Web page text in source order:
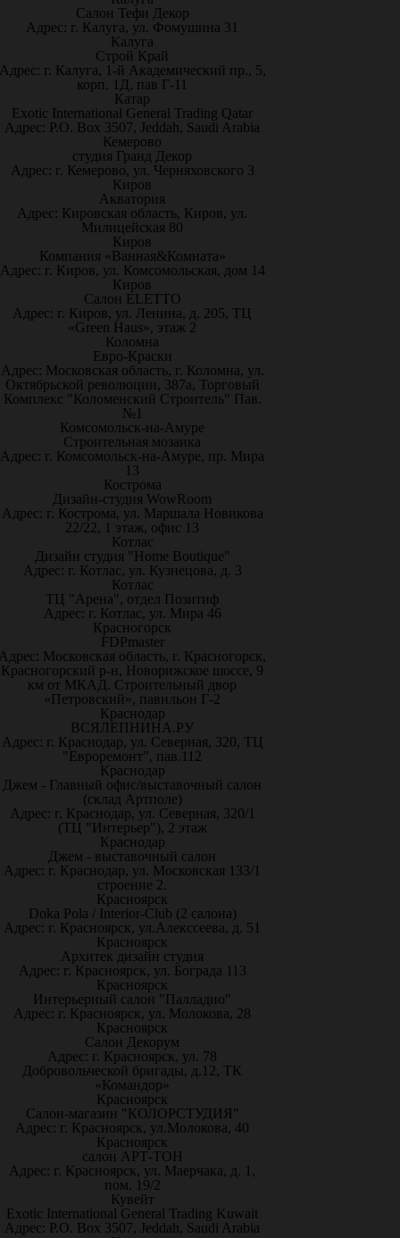
Салон Тефи Декор
Адрес: г. Калуга, ул. Фомушина 31
Калуга
Строй Край
г. Калуга, 1-й Академический пр., 5,
корп. 1Д, пав Г-11
Катар
Exotic International General Trading Qatar
Адрес: P.O. Box 3507, Jeddah, Saudi Arabia
Кемерово
студия Гранд Декор
Адрес: г. Кемерово, ул. Черняховского 3
Киров
Акватория
Адрес: Кировская область, Киров, ул.
Милицейская 80
Киров
Компания «Ванная&Комната»
Адрес: г. Киров, ул. Комсомольская, дом 14
Киров
Салон ELETTO
Адрес: г. Киров, ул. Ленина, д. 205, ТЦ
«Green Haus», этаж 2
Коломна
Евро-Краски
Адрес: Московская область, г. Коломна, ул.
Октябрьской революции, 387а, Торговый
Комплекс "Коломенский Строитель" Пав.
№1
Комсомольск-на-Амуре
Строительная мозаика
Адрес: г. Комсомольск-на-Амуре, пр. Мира
13
Кострома
Дизайн-студия WowRoom
Адрес: г. Кострома, ул. Маршала Новикова
22/22, 1 этаж, офис 13
Котлас
Дизайн студия "Home Boutique"
Адрес: г. Котлас, ул. Кузнецова, д. 3
Котлас
ТЦ "Арена", отдел Позитиф
Адрес: г. Котлас, ул. Мира 46
Красногорск
FDPmaster
Московская область, г. Красногорск,
Красногорский р-н, Новорижское шоссе, 9
км от МКАД. Строительный двор
«Петровский», павильон Г-2
Краснодар
ВСЯЛЕПНИНА.РУ
Адрес: г. Краснодар, ул. Северная, 320, ТЦ
"Евроремонт", пав.112
Краснодар
Джем - Главный офис/выставочный салон
(склад Артполе)
Адрес: г. Краснодар, ул. Северная, 320/1
(ТЦ "Интерьер"), 2 этаж
Краснодар
Джем - выставочный салон
Адрес: г. Краснодар, ул. Московская 133/1
строение 2.
Красноярск
Doka Pola / Interior-Club (2 салона)
Адрес: г. Красноярск, ул.Алекссеева, д. 51
Красноярск
Архитек дизайн студия
Адрес: г. Красноярск, ул. Бограда 113
Красноярск
Интерьерный салон "Палладио"
Адрес: г. Красноярск, ул. Молокова, 28
Красноярск
Салон Декорум
Адрес: г. Красноярск, ул. 78
Добровольческой бригады, д.12, ТК
«Командор»
Красноярск
Салон-магазин "КОЛОРСТУДИЯ"
Адрес: г. Красноярск, ул.Молокова, 40
Красноярск
салон АРТ-ТОН
Адрес: г. Красноярск, ул. Маерчака, д. 1,
пом. 19/2
Кувейт
Exotic International General Trading Kuwait
Адрес: P.O. Box 3507, Jeddah, Saudi Arabia